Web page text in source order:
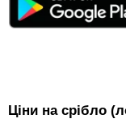
Ціни на срібло